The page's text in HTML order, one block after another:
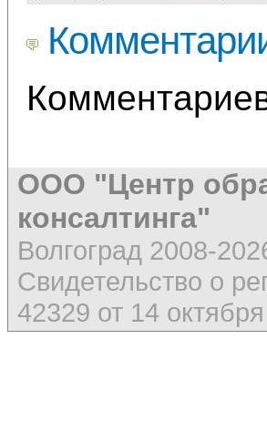
ООО "Центр
консалтинга"
Волгоград 2008-
Свидетельство о
42329 от 14 октября